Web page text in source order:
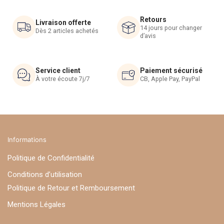
choisies
sur
du
produit
du
produit
Livraison offerte
Dès 2 articles achetés
Retours
14 jours pour changer
d’avis
Service client
À votre écoute 7j/7
Paiement sécurisé
CB, Apple Pay, PayPal
Informations
Politique de Confidentialité
Conditions d’utilisation
Politique de Retour et Remboursement
Mentions Légales